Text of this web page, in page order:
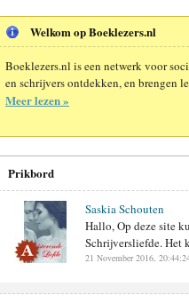
Welkom op Boeklezers.nl
Boeklezers.nl is een netwerk voor
en schrijvers ontdekken, en brengen
Meer lezen »
Prikbord
Saskia Schouten
Hallo, Op deze site
Schrijversliefde. Het
21 November 2016,